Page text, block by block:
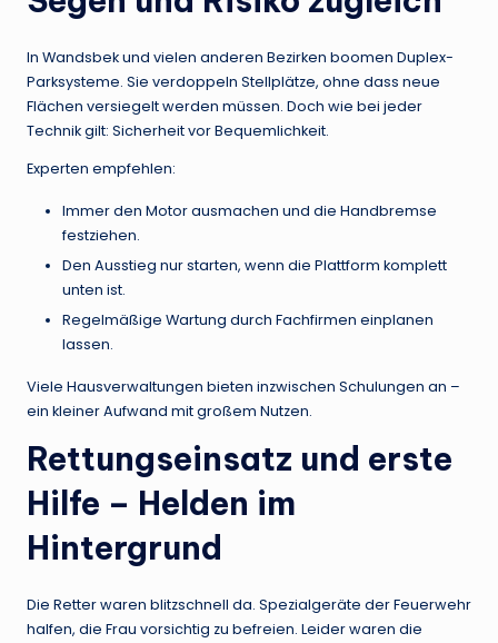
In Wandsbek und vielen anderen Bezirken boomen Duplex-
Parksysteme. Sie verdoppeln Stellplätze, ohne dass neue
Flächen versiegelt werden müssen. Doch wie bei jeder
Technik gilt: Sicherheit vor Bequemlichkeit.
Experten empfehlen:
Immer den Motor ausmachen und die Handbremse
festziehen.
Den Ausstieg nur starten, wenn die Plattform komplett
unten ist.
Regelmäßige Wartung durch Fachfirmen einplanen
lassen.
Viele Hausverwaltungen bieten inzwischen Schulungen an –
ein kleiner Aufwand mit großem Nutzen.
Rettungseinsatz und erste
Hilfe – Helden im
Hintergrund
Die Retter waren blitzschnell da. Spezialgeräte der Feuerwehr
halfen, die Frau vorsichtig zu befreien. Leider waren die